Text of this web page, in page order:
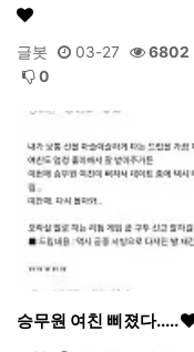
글봇 03-27 6802
0
승무원 여친 삐졌다.....